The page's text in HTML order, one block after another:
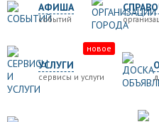
АФИША
событий
УСЛУГИ
сервисы и услуги
новое